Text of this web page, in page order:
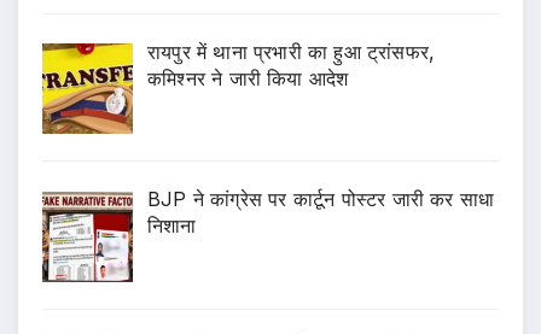
रायपुर में थाना प्रभारी का हुआ ट्रांसफर,
कमिश्नर ने जारी किया आदेश
BJP ने कांग्रेस पर कार्टून पोस्टर जारी कर साधा
निशाना